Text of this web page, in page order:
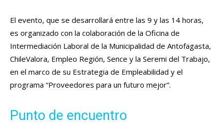
El evento, que se desarrollará entre las 9 y las 14 horas,
es organizado con la colaboración de la Oficina de
Intermediación Laboral de la Municipalidad de Antofagasta,
ChileValora, Empleo Región, Sence y la Seremi del Trabajo,
en el marco de su Estrategia de Empleabilidad y el
programa “Proveedores para un futuro mejor”.
Punto de encuentro